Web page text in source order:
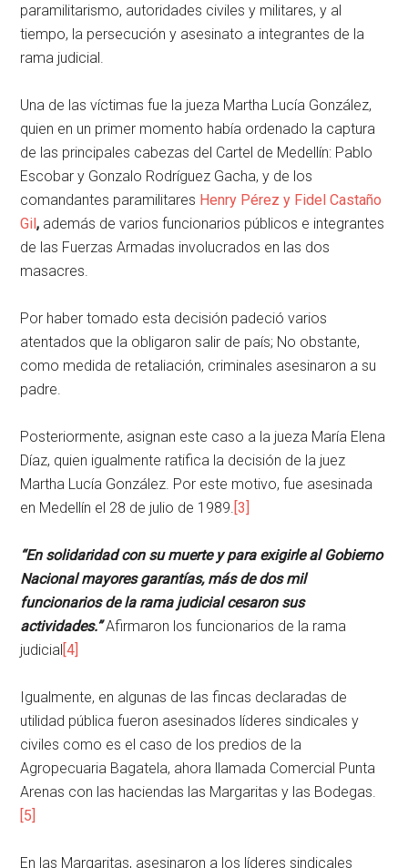
paramilitarismo, autoridades civiles y militares, y al
tiempo, la persecución y asesinato a integrantes de la
rama judicial.
Una de las víctimas fue la jueza Martha Lucía González,
quien en un primer momento había ordenado la captura
de las principales cabezas del Cartel de Medellín: Pablo
Escobar y Gonzalo Rodríguez Gacha, y de los
comandantes paramilitares Henry Pérez y Fidel Castaño
Gil, además de varios funcionarios públicos e integrantes
de las Fuerzas Armadas involucrados en las dos
masacres.
Por haber tomado esta decisión padeció varios
atentados que la obligaron salir de país; No obstante,
como medida de retaliación, criminales asesinaron a su
padre.
Posteriormente, asignan este caso a la jueza María Elena
Díaz, quien igualmente ratifica la decisión de la juez
Martha Lucía González. Por este motivo, fue asesinada
en Medellín el 28 de julio de 1989. [3]
“En solidaridad con su muerte y para exigirle al Gobierno
Nacional mayores garantías, más de dos mil
funcionarios de la rama judicial cesaron sus
actividades.”Afirmaron los funcionarios de la rama
judicial[4]
Igualmente, en algunas de las fincas declaradas de
utilidad pública fueron asesinados líderes sindicales y
civiles como es el caso de los predios de la
Agropecuaria Bagatela, ahora llamada Comercial Punta
Arenas con las haciendas las Margaritas y las Bodegas.
[5]
En las Margaritas, asesinaron a los líderes sindicales